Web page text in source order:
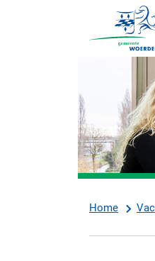
Home